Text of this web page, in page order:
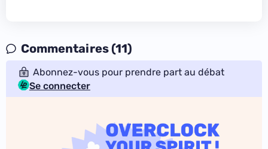
Commentaires (11)
Abonnez-vous pour prendre part au débat
Se connecter